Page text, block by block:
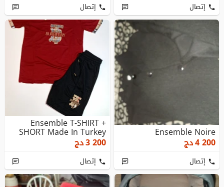
إتصال إتصال
Ensemble Noire
4 200دج
إتصال
Ensemble T-SHIRT +
SHORT Made In Turkey
3 200دج
إتصال